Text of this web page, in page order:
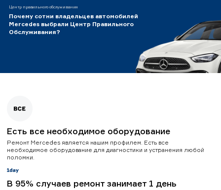
Центр правильного обслуживания
Почему сотни владельцев автомобилей
Mercedes выбрали Центр Правильного
Обслуживания?
Есть все необходимое оборудование
Ремонт Mercedes является нашим профилем. Есть все
необходимое оборудование для диагностики и устранения любой
поломки.
В 95% случаев ремонт занимает 1 день